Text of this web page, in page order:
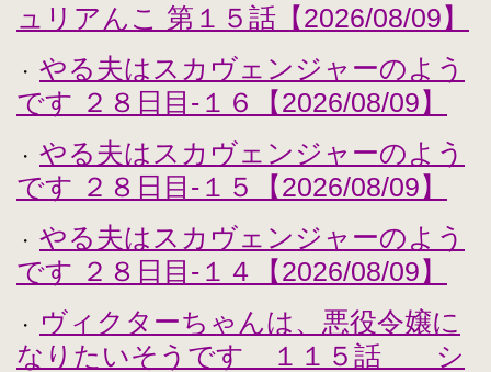
ュリアんこ 第１５話【2026/08/09】
・
やる夫はスカヴェンジャーのよう
です ２８日目-１６【2026/08/09】
・
やる夫はスカヴェンジャーのよう
です ２８日目-１５【2026/08/09】
・
やる夫はスカヴェンジャーのよう
です ２８日目-１４【2026/08/09】
・
ヴィクターちゃんは、悪役令嬢に
なりたいそうです １１５話 シ